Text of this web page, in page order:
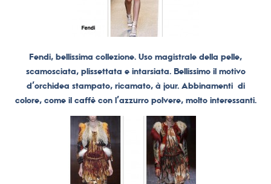
Fendi, bellissima collezione. Uso magistrale della pelle,
scamosciata, plissettata e intarsiata. Bellissimo il motivo
d’orchidea stampato, ricamato, à jour. Abbinamenti di
colore, come il caffè con l’azzurro polvere, molto interessanti.